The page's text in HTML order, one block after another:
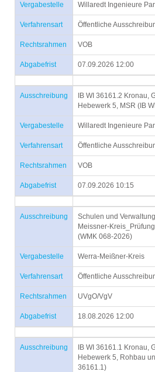
Vergabestelle Willaredt Ingenieure
Verfahrensart Öffentliche
Rechtsrahmen VOB
Abgabefrist 07.09.2026 12:00
Ausschreibung
IB WI 36161.2 Kronau,
Hebewerk 5, MSR (IB
Vergabestelle Willaredt Ingenieure
Verfahrensart Öffentliche
Rechtsrahmen VOB
Abgabefrist 07.09.2026 10:15
Ausschreibung
Schulen und
Meissner-
(WMK 068-2026)
Vergabestelle Werra-Meißner-Kreis
Verfahrensart Öffentliche
Rechtsrahmen UVgO/VgV
Abgabefrist 18.08.2026 12:00
Ausschreibung
IB WI 36161.1 Kronau,
Hebewerk 5, Rohbau
36161.1)